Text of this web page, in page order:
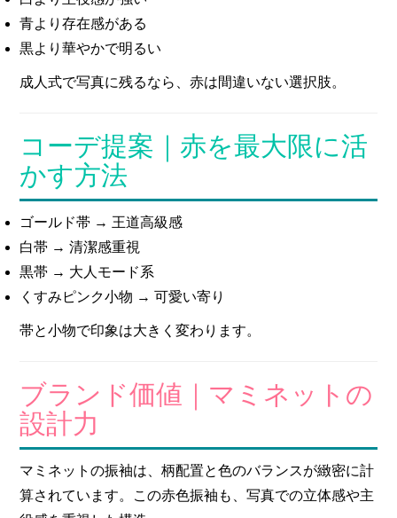
青より存在感がある
黒より華やかで明るい
成人式で写真に残るなら、赤は間違いない選択肢。
コーデ提案｜赤を最大限に活
かす方法
ゴールド帯 → 王道高級感
白帯 → 清潔感重視
黒帯 → 大人モード系
くすみピンク小物 → 可愛い寄り
帯と小物で印象は大きく変わります。
ブランド価値｜マミネットの
設計力
マミネットの振袖は、柄配置と色のバランスが緻密に計
算されています。この赤色振袖も、写真での立体感や主